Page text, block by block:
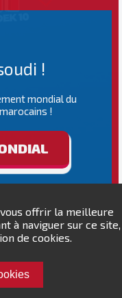
offrir la meilleure
à naviguer sur ce site,
de cookies.
!
mondial du
!